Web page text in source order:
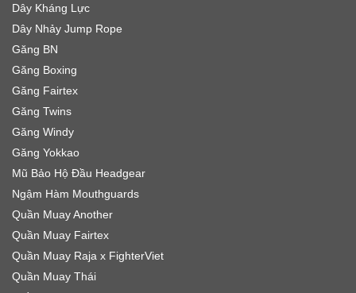
Dây Kháng Lực
Dây Nhảy Jump Rope
Găng BN
Găng Boxing
Găng Fairtex
Găng Twins
Găng Windy
Găng Yokkao
Mũ Bảo Hộ Đầu Headgear
Ngậm Hàm Mouthguards
Quần Muay Another
Quần Muay Fairtex
Quần Muay Raja x FighterViet
Quần Muay Thái